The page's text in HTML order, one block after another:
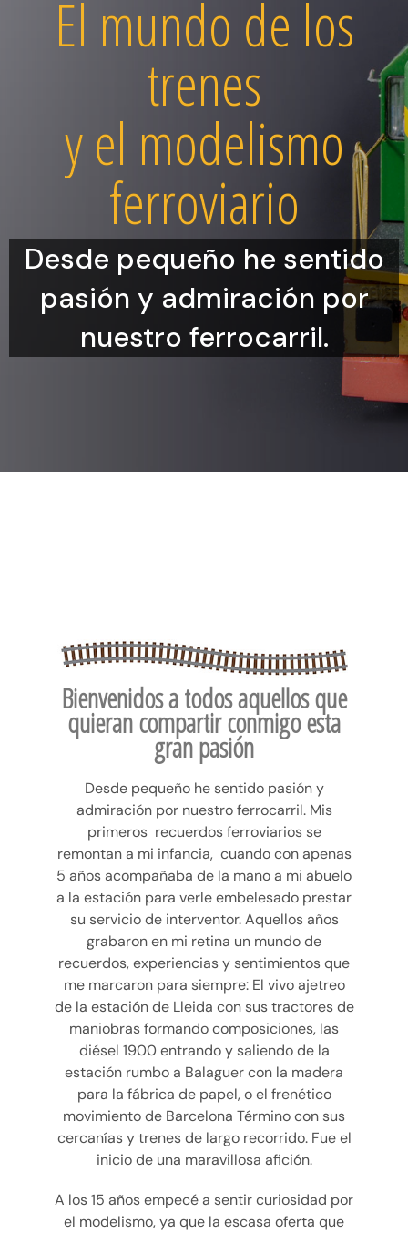
El mundo de los
trenes
y el modelismo
ferroviario
Desde pequeño he sentido
pasión y admiración por
nuestro ferrocarril.
Bienvenidos a todos aquellos que
quieran compartir conmigo esta
gran pasión
Desde pequeño he sentido pasión y
admiración por nuestro ferrocarril. Mis
primeros recuerdos ferroviarios se
remontan a mi infancia, cuando con apenas
5 años acompañaba de la mano a mi abuelo
a la estación para verle embelesado prestar
su servicio de interventor. Aquellos años
grabaron en mi retina un mundo de
recuerdos, experiencias y sentimientos que
me marcaron para siempre: El vivo ajetreo
de la estación de Lleida con sus tractores de
maniobras formando composiciones, las
diésel 1900 entrando y saliendo de la
estación rumbo a Balaguer con la madera
para la fábrica de papel, o el frenético
movimiento de Barcelona Término con sus
cercanías y trenes de largo recorrido. Fue el
inicio de una maravillosa afición.
A los 15 años empecé a sentir curiosidad por
el modelismo, ya que la escasa oferta que